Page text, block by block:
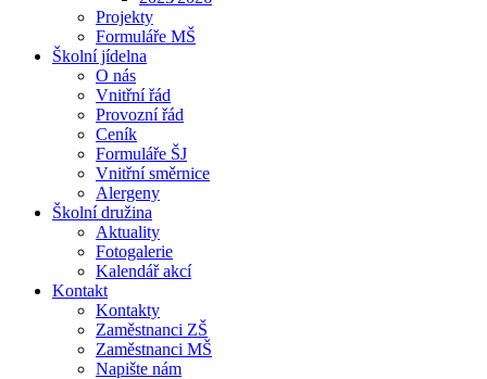
Projekty
Formuláře MŠ
Školní jídelna
O nás
Vnitřní řád
Provozní řád
Ceník
Formuláře ŠJ
Vnitřní směrnice
Alergeny
Školní družina
Aktuality
Fotogalerie
Kalendář akcí
Kontakt
Kontakty
Zaměstnanci ZŠ
Zaměstnanci MŠ
Napište nám